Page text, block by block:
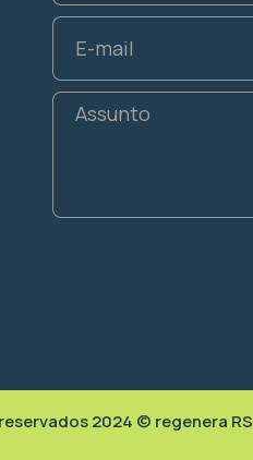
2024 © regenera RS